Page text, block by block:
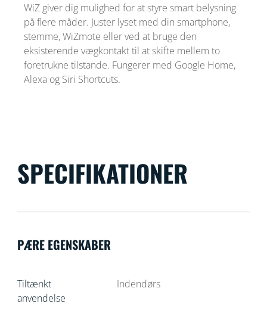
WiZ giver dig mulighed for at styre smart belysning
på flere måder. Juster lyset med din smartphone,
stemme, WiZmote eller ved at bruge den
eksisterende vægkontakt til at skifte mellem to
foretrukne tilstande. Fungerer med Google Home,
Alexa og Siri Shortcuts.
SPECIFIKATIONER
PÆRE EGENSKABER
Tiltænkt
anvendelse
Indendørs